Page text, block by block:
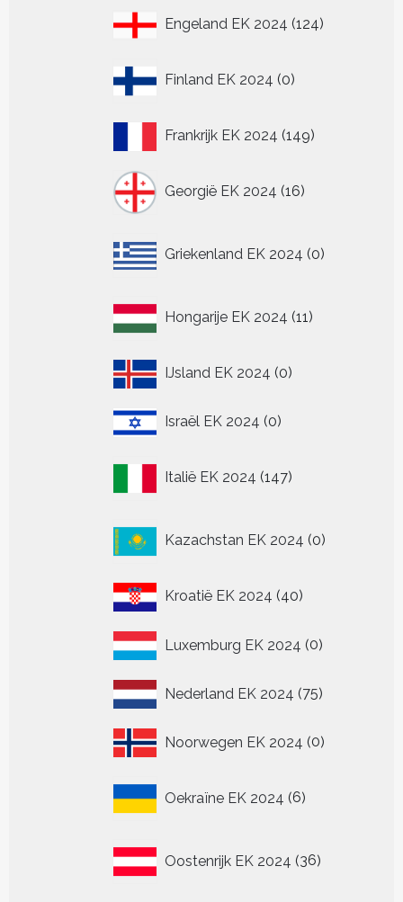
Engeland EK 2024 124124
Finland EK 2024 0
producten
Frankrijk EK 2024 149149
Georgië EK 2024 16
producten
Griekenland EK 2024 0
producten
Hongarije EK 2024 11
producten
IJsland EK 2024 00
Israël EK 2024 00
Italië EK 2024 147
producten
Kazachstan EK 2024 0
producten
Kroatië EK 2024 4040
Luxemburg EK 2024 00
Nederland EK 2024 7575
Noorwegen EK 2024 00
Oekraïne EK 2024 6
producten
Oostenrijk EK 2024 36
producten